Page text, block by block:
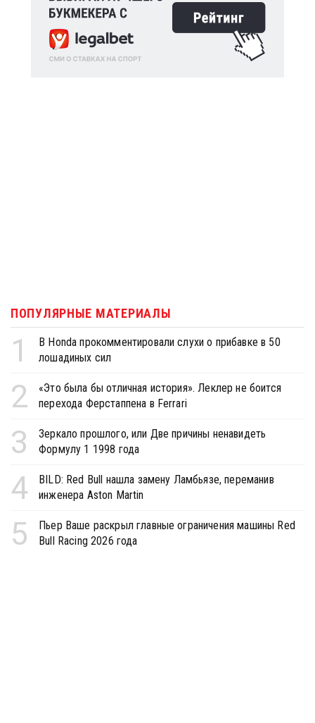
ПОПУЛЯРНЫЕ МАТЕРИАЛЫ
1
В Honda прокомментировали слухи о прибавке в 50
лошадиных сил
2
«Это была бы отличная история». Леклер не боится
перехода Ферстаппена в Ferrari
3
Зеркало прошлого, или Две причины ненавидеть
Формулу 1 1998 года
4
BILD: Red Bull нашла замену Ламбьязе, переманив
инженера Aston Martin
5
Пьер Ваше раскрыл главные ограничения машины Red
Bull Racing 2026 года